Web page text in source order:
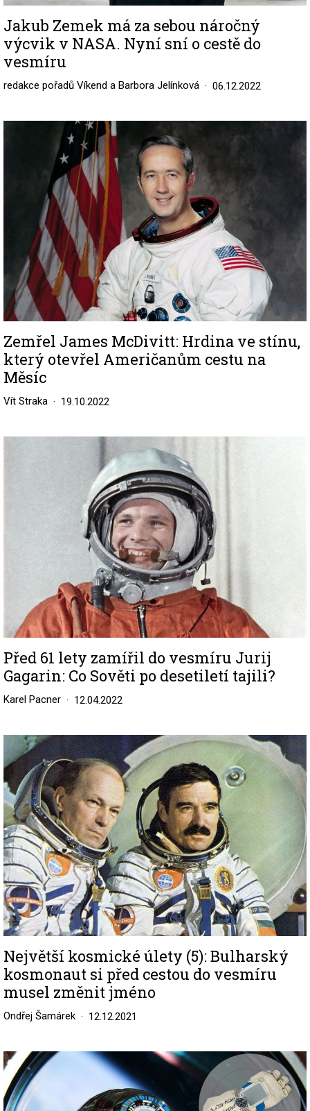
Jakub Zemek má za sebou náročný
výcvik v NASA. Nyní sní o cestě do
vesmíru
redakce pořadů Víkend a Barbora Jelínková 06.12.2022
Zemřel James McDivitt: Hrdina ve stínu,
který otevřel Američanům cestu na
Měsíc
Vít Straka 19.10.2022
Před 61 lety zamířil do vesmíru Jurij
Gagarin: Co Sověti po desetiletí tajili?
Karel Pacner 12.04.2022
Image
Největší kosmické úlety (5): Bulharský
kosmonaut si před cestou do vesmíru
musel změnit jméno
Ondřej Šamárek 12.12.2021
Image